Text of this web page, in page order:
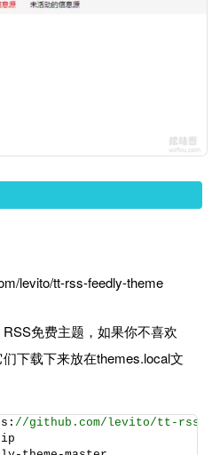
levito/tt-rss-feedly-theme
免费主题，如果你不喜欢
下载下来放在themes.local文
//github.com/levito/tt-rss-